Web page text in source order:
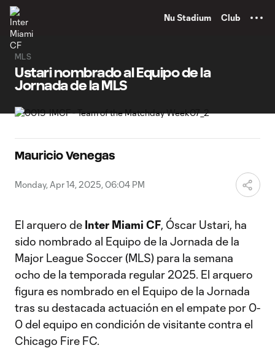
Nu Stadium Club
MLS
Ustari nombrado al Equipo de la
Jornada de la MLS
Mauricio Venegas
Monday, Apr 14, 2025, 06:04 PM
El arquero de Inter Miami CF, Óscar Ustari, ha
sido nombrado al Equipo de la Jornada de la
Major League Soccer (MLS) para la semana
ocho de la temporada regular 2025. El arquero
figura es nombrado en el Equipo de la Jornada
tras su destacada actuación en el empate por 0-
0 del equipo en condición de visitante contra el
Chicago Fire FC.